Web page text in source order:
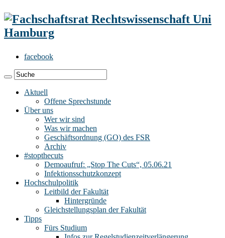
facebook
Aktuell
Offene Sprechstunde
Über uns
Wer wir sind
Was wir machen
Geschäftsordnung (GO) des FSR
Archiv
#stopthecuts
Demoaufruf: „Stop The Cuts“, 05.06.21
Infektionsschutzkonzept
Hochschulpolitik
Leitbild der Fakultät
Hintergründe
Gleichstellungsplan der Fakultät
Tipps
Fürs Studium